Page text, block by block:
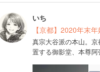
いち
【京都】2020年末
真宗大谷派の本山。
置する御影堂、本尊阿